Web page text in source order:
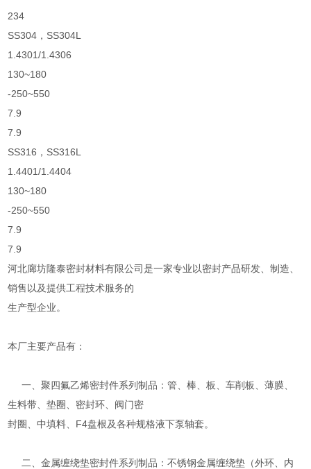
234
SS304，SS304L
1.4301/1.4306
130~180
-250~550
7.9
7.9
SS316，SS316L
1.4401/1.4404
130~180
-250~550
7.9
7.9
河北廊坊隆泰密封材料有限公司是一家专业以密封产品研发、制造、
销售以及提供工程技术服务的
生产型企业。
本厂主要产品有：
一、聚四氟乙烯密封件系列制品：管、棒、板、车削板、薄膜、
生料带、垫圈、密封环、阀门密
封圈、中填料、F4盘根及各种规格液下泵轴套。
二、金属缠绕垫密封件系列制品：不锈钢金属缠绕垫（外环、内